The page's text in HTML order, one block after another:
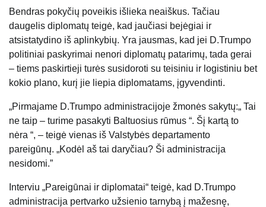
Bendras pokyčių poveikis išlieka neaiškus. Tačiau
daugelis diplomatų teigė, kad jaučiasi bejėgiai ir
atsistatydino iš aplinkybių. Yra jausmas, kad jei D.Trumpo
politiniai paskyrimai nenori diplomatų patarimų, tada gerai
– tiems paskirtieji turės susidoroti su teisiniu ir logistiniu bet
kokio plano, kurį jie liepia diplomatams, įgyvendinti.
„Pirmajame D.Trumpo administracijoje žmonės sakytų:„ Tai
ne taip – turime pasakyti Baltuosius rūmus “. Šį kartą to
nėra “, – teigė vienas iš Valstybės departamento
pareigūnų. „Kodėl aš tai daryčiau? Ši administracija
nesidomi.”
Interviu „Pareigūnai ir diplomatai“ teigė, kad D.Trumpo
administracija pertvarko užsienio tarnybą į mažesnę,